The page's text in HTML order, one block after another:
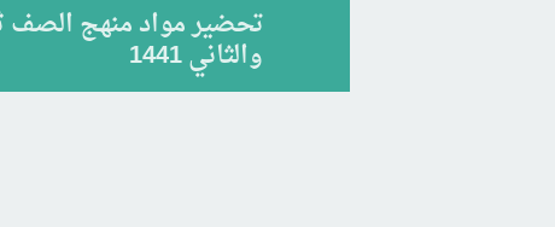
تحضير مواد منهج الصف
والثاني 1441